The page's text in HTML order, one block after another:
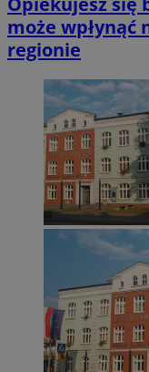
może wpłynąć
regionie